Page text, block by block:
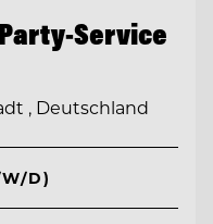
Service
, Deutschland
D)